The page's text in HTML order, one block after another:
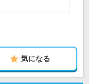
気になる